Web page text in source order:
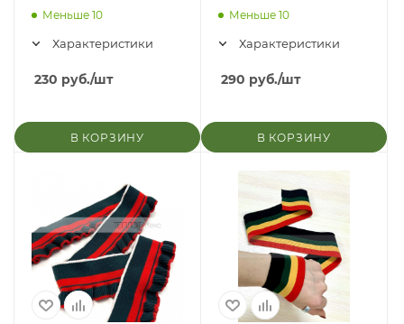
белый/песочный
Меньше 10
Характеристики
230 руб./шт
В КОРЗИНУ
Меньше 10
Характеристики
290 руб./шт
В КОРЗИНУ